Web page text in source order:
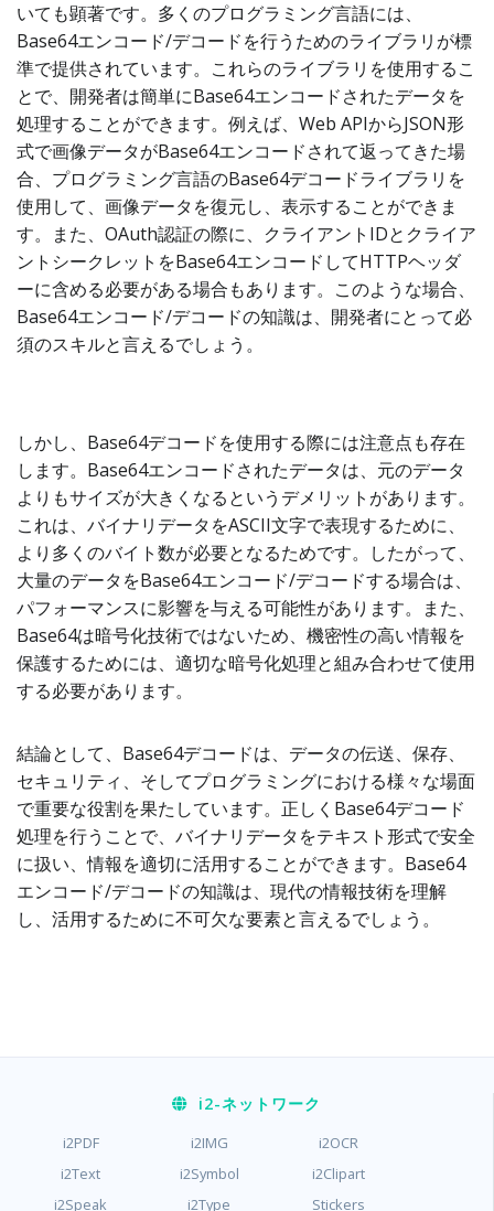
いても顕著です。多くのプログラミング言語には、
Base64エンコード/デコードを行うためのライブラリが標
準で提供されています。これらのライブラリを使用するこ
とで、開発者は簡単にBase64エンコードされたデータを
処理することができます。例えば、Web APIからJSON形
式で画像データがBase64エンコードされて返ってきた場
合、プログラミング言語のBase64デコードライブラリを
使用して、画像データを復元し、表示することができま
す。また、OAuth認証の際に、クライアントIDとクライア
ントシークレットをBase64エンコードしてHTTPヘッダ
ーに含める必要がある場合もあります。このような場合、
Base64エンコード/デコードの知識は、開発者にとって必
須のスキルと言えるでしょう。
しかし、Base64デコードを使用する際には注意点も存在
します。Base64エンコードされたデータは、元のデータ
よりもサイズが大きくなるというデメリットがあります。
これは、バイナリデータをASCII文字で表現するために、
より多くのバイト数が必要となるためです。したがって、
大量のデータをBase64エンコード/デコードする場合は、
パフォーマンスに影響を与える可能性があります。また、
Base64は暗号化技術ではないため、機密性の高い情報を
保護するためには、適切な暗号化処理と組み合わせて使用
する必要があります。
結論として、Base64デコードは、データの伝送、保存、
セキュリティ、そしてプログラミングにおける様々な場面
で重要な役割を果たしています。正しくBase64デコード
処理を行うことで、バイナリデータをテキスト形式で安全
に扱い、情報を適切に活用することができます。Base64
エンコード/デコードの知識は、現代の情報技術を理解
し、活用するために不可欠な要素と言えるでしょう。
i2-ネットワーク
i2PDF i2IMG
i2OCR
i2Text
i2Symbol
i2Clipart
i2Speak
i2Type Stickers